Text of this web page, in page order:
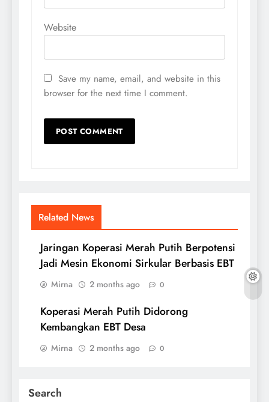
Website
Save my name, email, and website in this
browser for the next time I comment.
Related News
Jaringan Koperasi Merah Putih Berpotensi
Jadi Mesin Ekonomi Sirkular Berbasis EBT
Mirna 2 months ago 0
Koperasi Merah Putih Didorong
Kembangkan EBT Desa
Mirna 2 months ago 0
Search